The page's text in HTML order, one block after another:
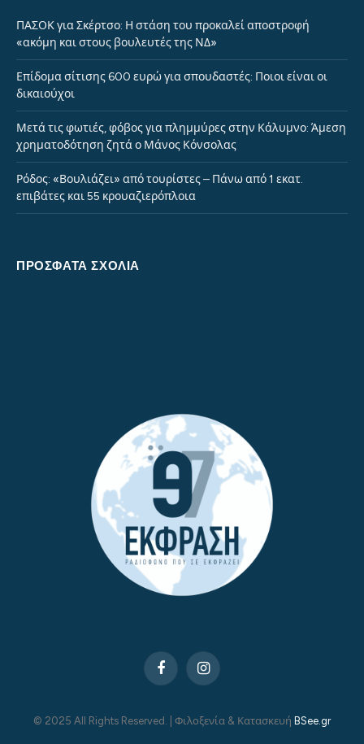
ΠΑΣΟΚ για Σκέρτσο: Η στάση του προκαλεί αποστροφή
«ακόμη και στους βουλευτές της ΝΔ»
Επίδομα σίτισης 600 ευρώ για σπουδαστές: Ποιοι είναι οι
δικαιούχοι
Μετά τις φωτιές, φόβος για πλημμύρες στην Κάλυμνο: Άμεση
χρηματοδότηση ζητά ο Μάνος Κόνσολας
Ρόδος: «Βουλιάζει» από τουρίστες – Πάνω από 1 εκατ.
επιβάτες και 55 κρουαζιερόπλοια
ΠΡΌΣΦΑΤΑ ΣΧΌΛΙΑ
FacebookInstagram
© 2025 All Rights Reserved. | Φιλοξενία & Κατασκευή BSee.gr